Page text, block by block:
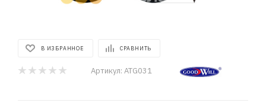
В ИЗБРАННОЕ СРАВНИТЬ
Артикул: ATG031